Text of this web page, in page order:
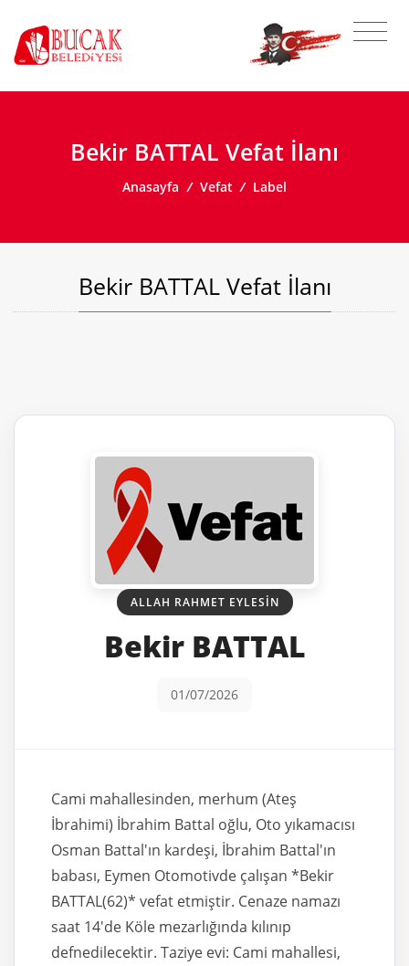
Bekir BATTAL Vefat İlanı
Anasayfa / Vefat / Label
Bekir BATTAL Vefat İlanı
ALLAH RAHMET EYLESIN
Bekir BATTAL
01/07/2026
Cami mahallesinden, merhum (Ateş
İbrahimi) İbrahim Battal oğlu, Oto yıkamacısı
Osman Battal'ın kardeşi, İbrahim Battal'ın
babası, Eymen Otomotivde çalışan *Bekir
BATTAL(62)* vefat etmiştir. Cenaze namazı
saat 14'de Köle mezarlığında kılınıp
defnedilecektir. Taziye evi: Cami mahallesi,